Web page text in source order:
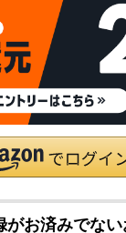
がお済みでな